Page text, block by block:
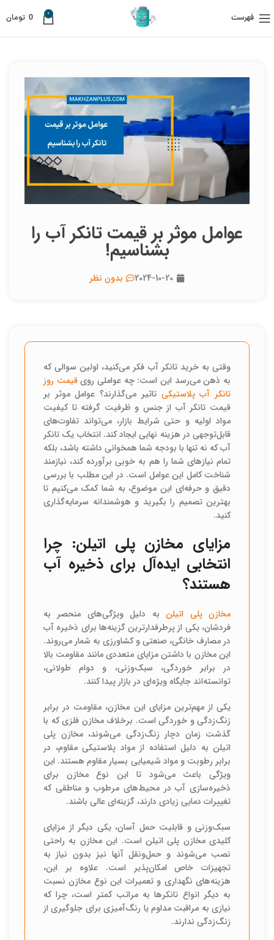
فهرست 0 تومان 0
عوامل موثر بر قیمت تانکر آب را
بشناسیم!
2024-10-20 بدون نظر
وقتی به خرید تانکر آب فکر می‌کنید، اولین سوالی که
به ذهن می‌رسد این است: چه عواملی رویقیمت روز
تانکر آب پلاستیکی تاثیر می‌گذارند؟ عوامل موثر بر
قیمت تانکر آب از جنس و ظرفیت گرفته تا کیفیت
مواد اولیه و حتی شرایط بازار، می‌تواند تفاوت‌های
قابل‌توجهی در هزینه نهایی ایجاد کند. انتخاب یک تانکر
آب که نه تنها با بودجه شما همخوانی داشته باشد، بلکه
تمام نیازهای شما را هم به خوبی برآورده کند، نیازمند
شناخت کامل این عوامل است. در این مطلب با بررسی
دقیق و حرفه‌ای این موضوع، به شما کمک می‌کنیم تا
بهترین تصمیم را بگیرید و هوشمندانه سرمایه‌گذاری
کنید.
مزایای مخازن پلی اتیلن: چرا
انتخابی ایده‌آل برای ذخیره آب
هستند؟
مخازن پلی اتیلنبه دلیل ویژگی‌های منحصر به
فردشان، یکی از پرطرفدارترین گزینه‌ها برای ذخیره آب
در مصارف خانگی، صنعتی و کشاورزی به شمار می‌روند.
این مخازن با داشتن مزایای متعددی مانند مقاومت بالا
در برابر خوردگی، سبک‌وزنی، و دوام طولانی،
توانسته‌اند جایگاه ویژه‌ای در بازار پیدا کنند.
یکی از مهم‌ترین مزایای این مخازن، مقاومت در برابر
زنگ‌زدگی و خوردگی است. برخلاف مخازن فلزی که با
گذشت زمان دچار زنگ‌زدگی می‌شوند، مخازن پلی
اتیلن به دلیل استفاده از مواد پلاستیکی مقاوم، در
برابر رطوبت و مواد شیمیایی بسیار مقاوم هستند. این
ویژگی باعث می‌شود تا این نوع مخازن برای
ذخیره‌سازی آب در محیط‌های مرطوب و مناطقی که
تغییرات دمایی زیادی دارند، گزینه‌ای عالی باشند.
سبک‌وزنی و قابلیت حمل آسان، یکی دیگر از مزایای
کلیدی مخازن پلی اتیلن است. این مخازن به راحتی
نصب می‌شوند و حمل‌ونقل آنها نیز بدون نیاز به
تجهیزات خاص امکان‌پذیر است. علاوه بر این،
هزینه‌های نگهداری و تعمیرات این نوع مخازن نسبت
به دیگر انواع تانکرها به مراتب کمتر است، چرا که
نیازی به مراقبت مداوم یا رنگ‌آمیزی برای جلوگیری از
زنگ‌زدگی ندارند.